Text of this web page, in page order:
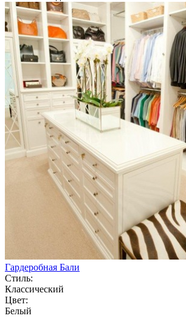
Гардеробная Бали
Стиль:
Классический
Цвет:
Белый